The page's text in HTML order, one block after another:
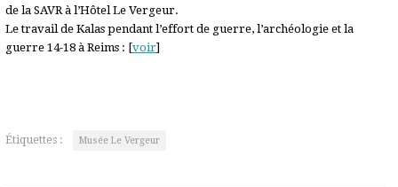
de la SAVR à l’Hôtel Le Vergeur.
Le travail de Kalas pendant l’effort de guerre, l’archéologie et la
guerre 14-18 à Reims : [voir]
Étiquettes : Musée Le Vergeur